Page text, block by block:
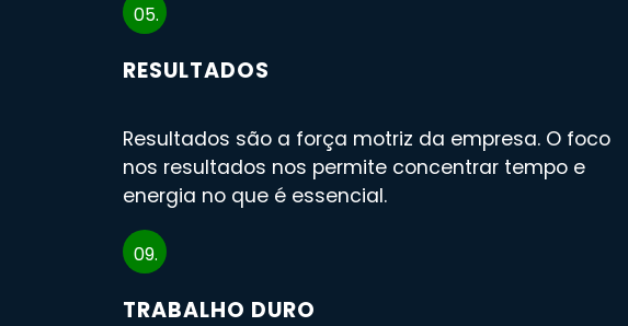
05.
RESULTADOS
Resultados são a força motriz da empresa. O foco
nos resultados nos permite concentrar tempo e
energia no que é essencial.
09.
TRABALHO DURO